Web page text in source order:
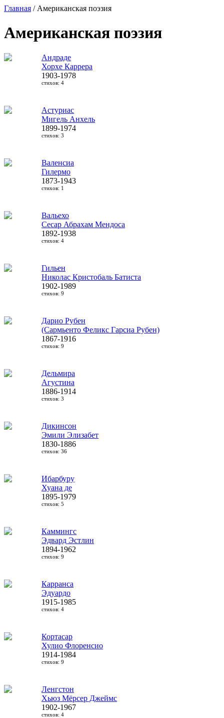
Главная / Американская поэзия
Американская поэзия
Андраде
Хорхе Каррера
1903-1978
стихов: 4
Астуриас
Мигель Анхель
1899-1974
стихов: 3
Валенсиа
Гилермо
1873-1943
стихов: 1
Вальехо
Сесар Абрахам Мендоса
1892-1938
стихов: 4
Гильен
Николас Кристобаль Батиста
1902-1989
стихов: 9
Дарио Рубен
(Сармьенто Феликс Гарсиа Рубен)
1867-1916
стихов: 9
Дельмира
Агустина
1886-1914
стихов: 3
Дикинсон
Эмили Элизабет
1830-1886
стихов: 36
Ибарбуру
Хуана де
1895-1979
стихов: 5
Каммингс
Эдвард Эстлин
1894-1962
стихов: 9
Карранса
Эдуардо
1915-1985
стихов: 4
Кортасар
Хулио Флоренсио
1914-1984
стихов: 9
Ленгстон
Хьюз Мёрсер Джеймс
1902-1967
стихов: 4